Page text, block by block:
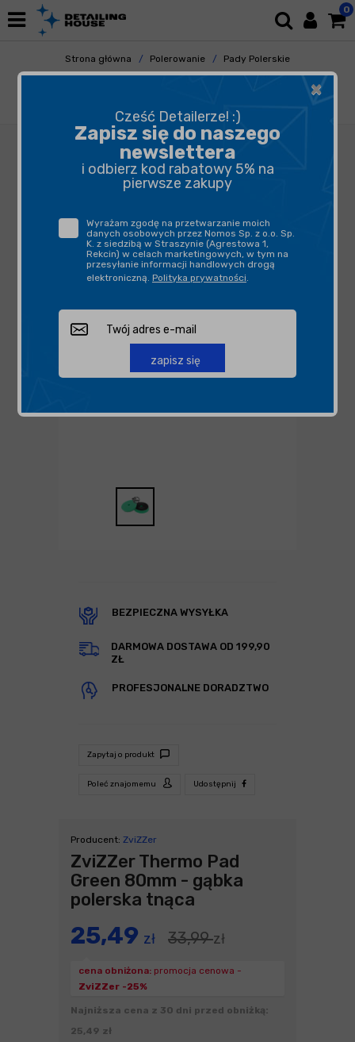
0
Strona główna Polerowanie
Pady Polerskie
Gąbki Polerskie
BEZPIECZNA WYSYŁKA
DARMOWA DOSTAWA OD 199,90
ZŁ
PROFESJONALNE DORADZTWO
Zapytaj o produkt
Poleć znajomemu Udostępnij
Producent: ZviZZer
ZviZZer Thermo Pad
Green 80mm - gąbka
polerska tnąca
25,49 zł 33,99zł
cena obniżona: promocja cenowa -
ZviZZer -25%
Najniższa cena z 30 dni przed obniżką:
25,49 zł
×
Cześć Detailerze! :)
Zapisz się do naszego
newslettera
i odbierz kod rabatowy 5% na
pierwsze zakupy
Wyrażam zgodę na przetwarzanie moich
danych osobowych przez Nomos Sp. z o.o. Sp.
K. z siedzibą w Straszynie (Agrestowa 1,
Rekcin) w celach marketingowych, w tym na
przesyłanie informacji handlowych drogą
elektroniczną. Polityka prywatności.
zapisz się